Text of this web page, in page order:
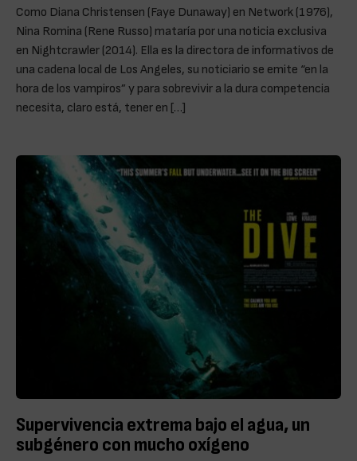
Como Diana Christensen (Faye Dunaway) en Network (1976),
Nina Romina (Rene Russo) mataría por una noticia exclusiva
en Nightcrawler (2014). Ella es la directora de informativos de
una cadena local de Los Angeles, su noticiario se emite “en la
hora de los vampiros” y para sobrevivir a la dura competencia
necesita, claro está, tener en […]
Supervivencia extrema bajo el agua, un
subgénero con mucho oxígeno